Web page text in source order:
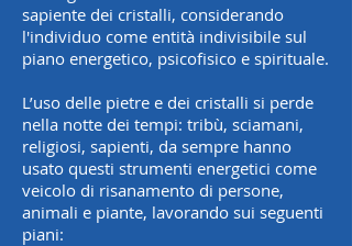
sapiente dei cristalli, considerando
l'individuo come entità indivisibile sul
piano energetico, psicofisico e spirituale.
L’uso delle pietre e dei cristalli si perde
nella notte dei tempi: tribù, sciamani,
religiosi, sapienti, da sempre hanno
usato questi strumenti energetici come
veicolo di risanamento di persone,
animali e piante, lavorando sui seguenti
piani: